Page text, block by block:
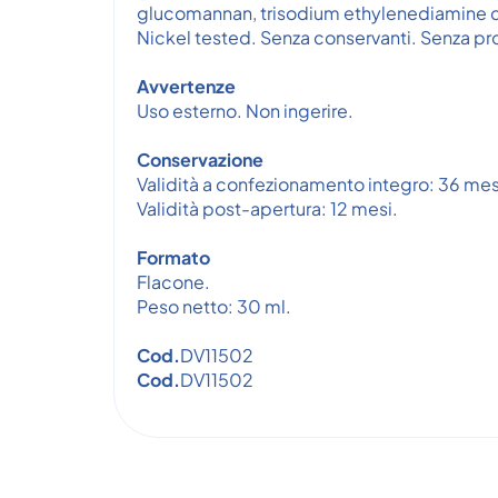
glucomannan, trisodium ethylenediamine
Nickel tested. Senza conservanti. Senza
Avvertenze
Uso esterno. Non ingerire.
Conservazione
Validità a confezionamento integro: 36
Validità post-apertura: 12 mesi.
Formato
Flacone.
Peso netto: 30 ml.
Cod.DV11502
Cod.DV11502